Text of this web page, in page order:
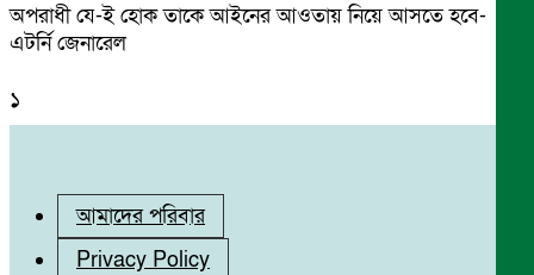
অপরাধী যে-ই হোক তাকে আইনের আওতায় নিয়ে আসতে হবে-
এটর্নি জেনারেল
১
আমাদের পরিবার
Privacy Policy